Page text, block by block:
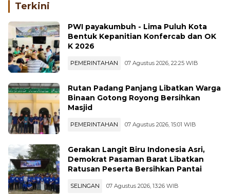
Terkini
PWI payakumbuh - Lima Puluh Kota
Bentuk Kepanitian Konfercab dan OK
K 2026
PEMERINTAHAN 07 Agustus 2026, 22:25 WIB
Rutan Padang Panjang Libatkan Warga
Binaan Gotong Royong Bersihkan
Masjid
PEMERINTAHAN 07 Agustus 2026, 15:01 WIB
Gerakan Langit Biru Indonesia Asri,
Demokrat Pasaman Barat Libatkan
Ratusan Peserta Bersihkan Pantai
SELINGAN 07 Agustus 2026, 13:26 WIB